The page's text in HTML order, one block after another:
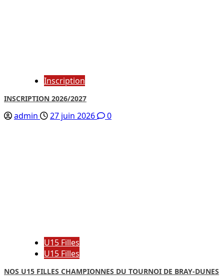
Inscription
INSCRIPTION 2026/2027
admin 27 juin 2026 0
U15 Filles
U15 Filles
NOS U15 FILLES CHAMPIONNES DU TOURNOI DE BRAY-DUNES